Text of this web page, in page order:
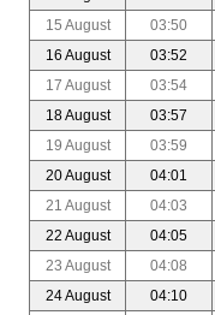
15 August
03:50
16 August
03:52
17 August
03:54
18 August
03:57
19 August
03:59
20 August
04:01
21 August
04:03
22 August
04:05
23 August
04:08
24 August
04:10